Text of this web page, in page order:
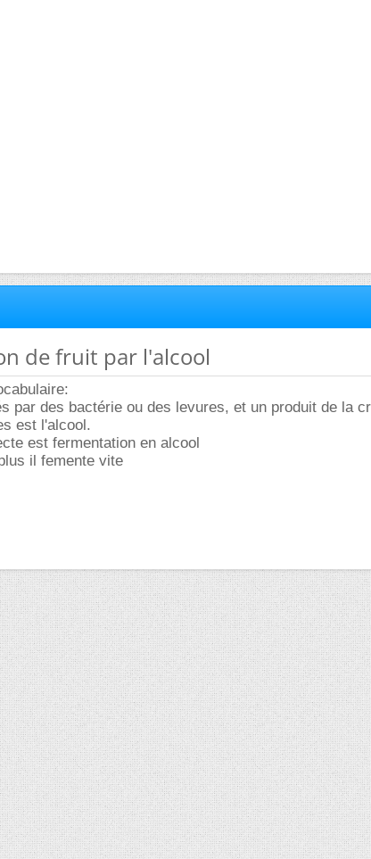
de fruit par l'alcool
par des bactérie ou des levures, et un produit de la
est l'alcool.
est fermentation en alcool
il femente vite